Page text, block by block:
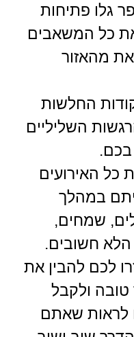
גלו פתיחות
את כל המשאבים
מהאזור
החלשות
השליליים
כל האירועים
במהלך
שמחים,
הלא חשובים.
לכם להבין את
ולקבל
לראות שאתם